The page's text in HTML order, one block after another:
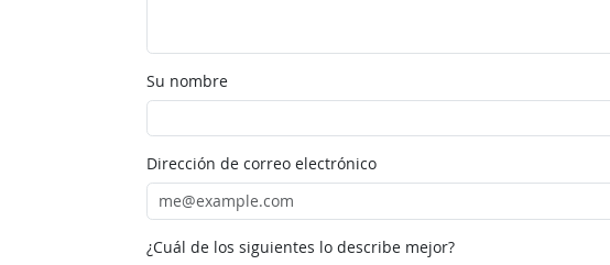
Su nombre
Dirección de correo electrónico
¿Cuál de los siguientes lo describe mejor?